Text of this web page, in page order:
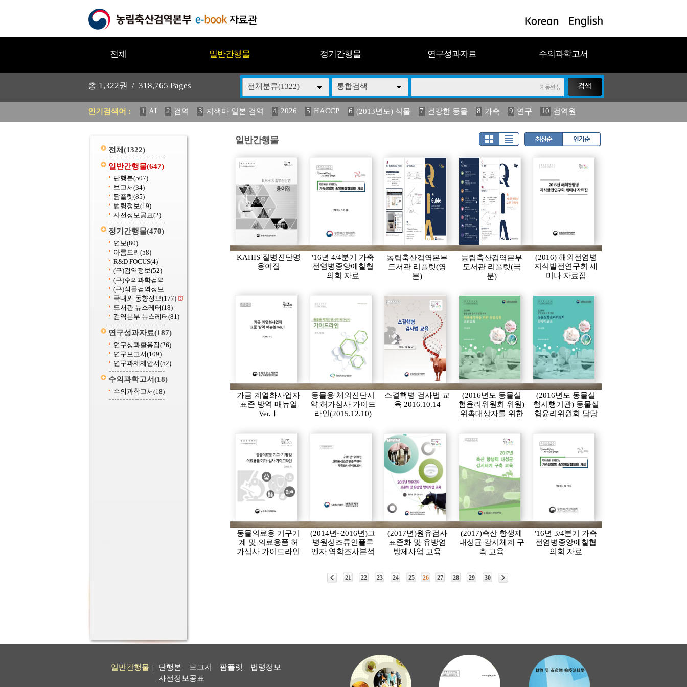
전체 일반간행물 정기간행물 연구성과자료 수의과학고서
총 1,322권 / 318,765 Pages 전체분류(1322) 통합검색
인기검색어 : 1 AI 2 검역 3 지색마 일본 검역 4 2026 5 HACCP 6 (2013년도) 식물 7 건강한 동물 8 가축 9 연구 10 검역원
11 2025 12 중독성 식물 도감 13 媛 異 14 (2013년도) 식 15 구제역 16 관리 17 연보 18 농림수산 19 2023
전체 (1322)
일반간행물(647)
단행본(507)
보고서(34)
팜플렛(85)
법령정보(19)
사전정보공표(2)
정기간행물(470)
연보(80)
아름드리(58)
R&D FOCUS(4)
(구)검역정보(52)
(구)수의과학검역
(구)식물검역정보
국내외 동향정보(177)
도서관 뉴스레터(18)
검역본부 뉴스레터(81)
연구성과자료(187)
연구성과활용집(26)
연구보고서(109)
연구과제제안서(52)
수의과학고서(18)
수의과학고서(18)
일반간행물
KAHIS 질병진단명
용어집
'16년 4/4분기 가축
전염병중앙예찰협
의회 자료
농림축산검역본부
도서관 리플렛(영
문)
농림축산검역본부
도서관 리플렛(국
문)
(2016) 해외전염병
지식발전연구회 세
미나 자료집
가금 계열화사업자
표준 방역 매뉴얼
Ver.Ⅰ
동물용 체외진단시
약 허가심사 가이드
라인(2015.12.10)
소결핵병 검사법 교
육 2016.10.14
(2016년도 동물실
험윤리위원회 위원)
위촉대상자를 위한
동물실험 윤리교육
(2016년도 동물실
험시행기관) 동물실
험윤리위원회 담당
자 교육 2016.10
동물의료용 기구기
계 및 의료용품 허
가심사 가이드라인
(2014년~2016년)고
병원성조류인플루
엔자 역학조사분석
보고서
(2017년)원유검사
표준화 및 유방염
방제사업 교육
(2017)축산 항생제
내성균 감시체계 구
축 교육
'16년 3/4분기 가축
전염병중앙예찰협
의회 자료
21 22 23 24 25 26 27 28 29 30
일반간행물 단행본 보고서 팜플렛
법령정보
사전정보공표